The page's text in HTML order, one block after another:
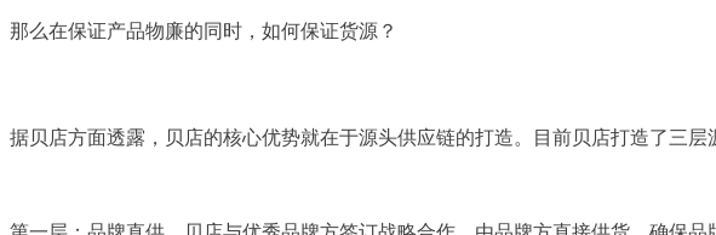
那么在保证产品物廉的同时，如何保证货源？
据贝店方面透露，贝店的核心优势就在于源头供应链的打造。目前贝店打造了三层